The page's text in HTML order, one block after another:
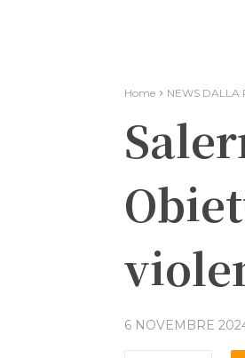
Home NEWS DALLA
6 NOVEMBRE